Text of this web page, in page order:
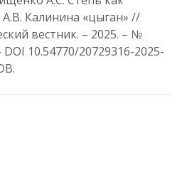
Калинина «цыган» //
вестник. – 2025. – №
DOI 10.54770/20729316-2025-